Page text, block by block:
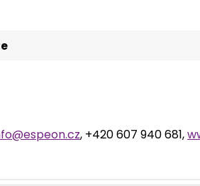
, +420 607 940 681,